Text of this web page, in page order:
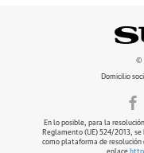
©
Domicilio
En lo posible, para la
Reglamento (UE) 524/2013, se
como plataforma de resolución